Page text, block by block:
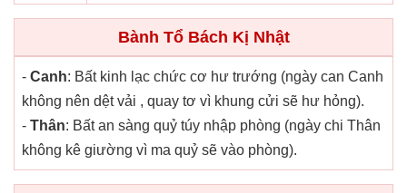
Bành Tổ Bách Kị Nhật
- Canh: Bất kinh lạc chức cơ hư trướng (ngày can Canh
không nên dệt vải , quay tơ vì khung cửi sẽ hư hỏng).
- Thân: Bất an sàng quỷ túy nhập phòng (ngày chi Thân
không kê giường vì ma quỷ sẽ vào phòng).